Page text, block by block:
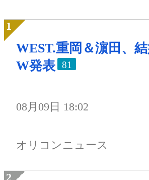
WEST.重岡＆濵田、
W発表
81
08月09日 18:02
オリコンニュース